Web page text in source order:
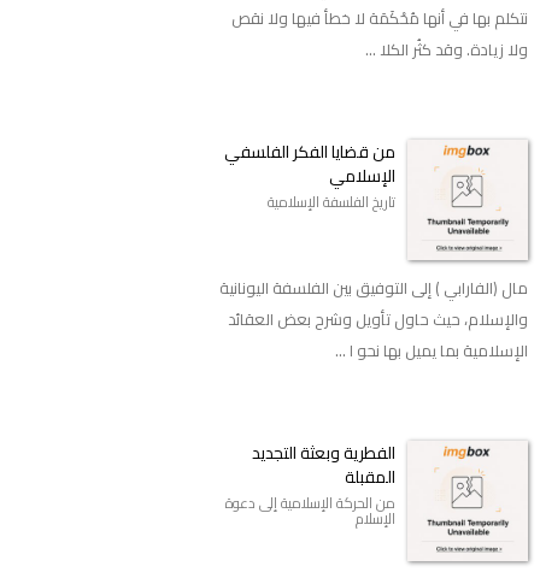
نتكلم بها في أنها مُحْكَمَة لا خطأ فيها ولا نقص
ولا زيادة. وقد كثُر الكلا ...
من قضايا الفكر الفلسفي
الإسلامي
تاريخ الفلسفة الإسلامية
مال (الفارابي ) إلى التوفيق بين الفلسفة اليونانية
والإسلام، حيث حاول تأويل وشرح بعض العقائد
الإسلامية بما يميل بها نحو ا ...
الفطرية وبعثة التجديد
المقبلة
من الحركة الإسلامية إلى دعوة
الإسلام